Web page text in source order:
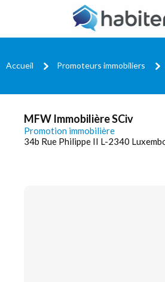
Accueil Promoteurs immobiliers
MFW Immobilière SCiv
Promotion immobilière
34b Rue Philippe II L-2340